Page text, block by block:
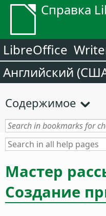
Справка
LibreOffice
Английский
Содержимое
Мастер
Создание